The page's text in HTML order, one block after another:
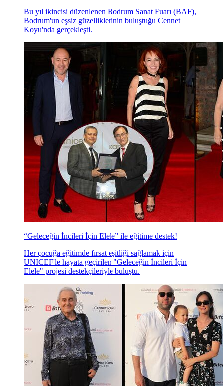
Bu yıl ikincisi düzenlenen Bodrum Sanat Fuarı (BAF),
Bodrum'un eşsiz güzelliklerinin buluştuğu Cennet
Koyu'nda gerçekleşti.
“Geleceğin İncileri İçin Elele” ile eğitime destek!
Her çocuğa eğitimde fırsat eşitliği sağlamak için
UNICEF'le hayata geçirilen "Geleceğin İncileri İçin
Elele" projesi destekçileriyle buluştu.